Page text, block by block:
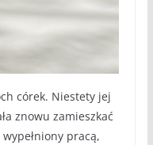
córek. Niestety jej
znowu zamieszkać
pracą,